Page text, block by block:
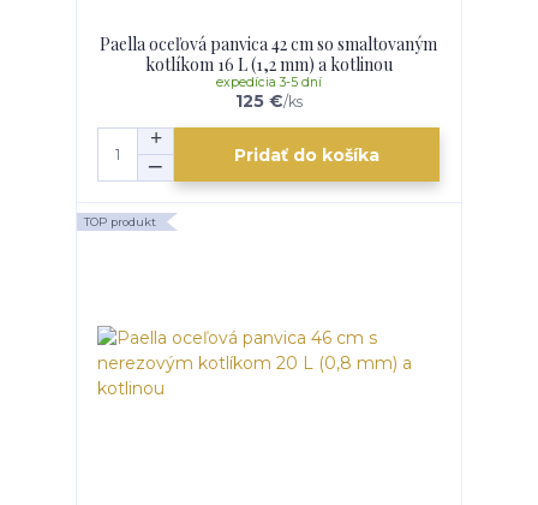
Paella oceľová panvica 42 cm so smaltovaným
kotlíkom 16 L (1,2 mm) a kotlinou
125 €/ks
expedícia 3-5 dní
Pridať do košíka
TOP produkt